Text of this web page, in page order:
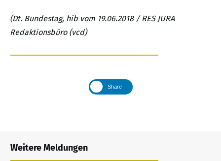
(Dt. Bundestag, hib vom 19.06.2018 / RES JURA
Redaktionsbüro (vcd)
Share
Weitere Meldungen